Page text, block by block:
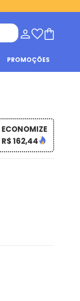
PROMOÇÕES
ECONOMIZE
R$ 162,44